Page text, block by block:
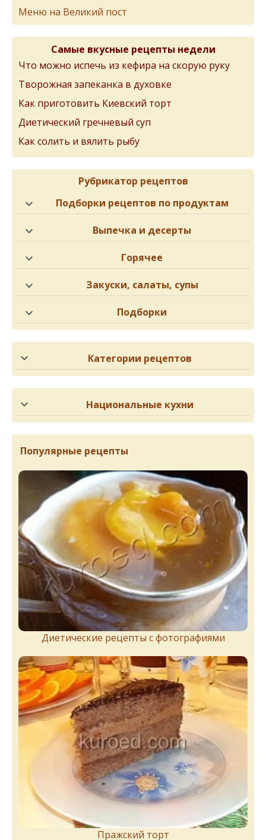
Меню на Великий пост
Самые вкусные рецепты недели
Что можно испечь из кефира на скорую руку
Творожная запеканка в духовке
Как приготовить Киевский торт
Диетический гречневый суп
Как солить и вялить рыбу
Рубрикатор рецептов
Подборки рецептов по продуктам
Выпечка и десерты
Горячее
Закуски, салаты, супы
Подборки
Категории рецептов
Национальные кухни
Популярные рецепты
Диетические рецепты с фотографиями
Пражский торт